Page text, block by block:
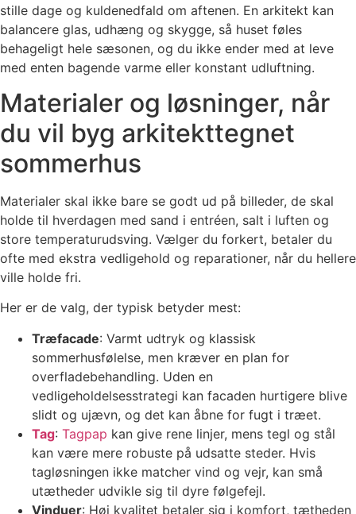
stille dage og kuldenedfald om aftenen. En arkitekt kan
balancere glas, udhæng og skygge, så huset føles
behageligt hele sæsonen, og du ikke ender med at leve
med enten bagende varme eller konstant udluftning.
Materialer og løsninger, når
du vil byg arkitekttegnet
sommerhus
Materialer skal ikke bare se godt ud på billeder, de skal
holde til hverdagen med sand i entréen, salt i luften og
store temperaturudsving. Vælger du forkert, betaler du
ofte med ekstra vedligehold og reparationer, når du hellere
ville holde fri.
Her er de valg, der typisk betyder mest:
Træfacade: Varmt udtryk og klassisk
sommerhusfølelse, men kræver en plan for
overfladebehandling. Uden en
vedligeholdelsesstrategi kan facaden hurtigere blive
slidt og ujævn, og det kan åbne for fugt i træet.
Tag: Tagpap kan give rene linjer, mens tegl og stål
kan være mere robuste på udsatte steder. Hvis
tagløsningen ikke matcher vind og vejr, kan små
utætheder udvikle sig til dyre følgefejl.
Vinduer: Høj kvalitet betaler sig i komfort, tætheden